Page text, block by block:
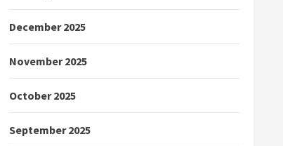
December 2025
November 2025
October 2025
September 2025